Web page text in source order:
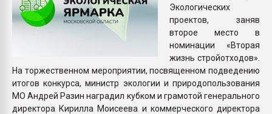
Экологических
проектов, заняв
второе место в
номинации «Вторая
жизнь стройотходов».
На торжественном мероприятии, посвященном подведению
итогов конкурса, министр экологии и природопользования
МО Андрей Разин наградил кубком и грамотой генерального
директора Кирилла Моисеева и коммерческого директора